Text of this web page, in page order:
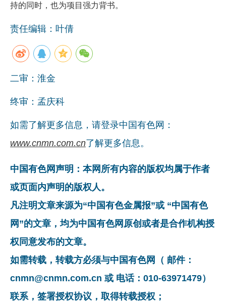
持的同时，也为项目强力背书。
责任编辑：叶倩
二审：淮金
终审：孟庆科
如需了解更多信息，请登录中国有色网：
www.cnmn.com.cn了解更多信息。
中国有色网声明：本网所有内容的版权均属于作者
或页面内声明的版权人。
凡注明文章来源为“中国有色金属报”或 “中国有色
网”的文章，均为中国有色网原创或者是合作机构授
权同意发布的文章。
如需转载，转载方必须与中国有色网（ 邮件：
cnmn@cnmn.com.cn 或 电话：010-63971479）
联系，签署授权协议，取得转载授权；